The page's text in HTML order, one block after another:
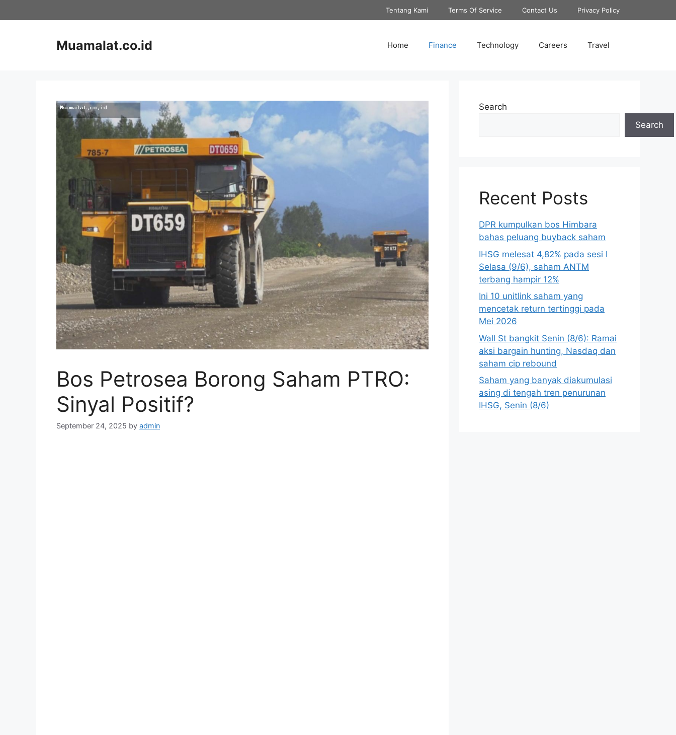
to
Tentang Kami Terms Of Service Contact Us Privacy Policy
Muamalat.co.id Home Finance Technology Careers Travel
Bos Petrosea Borong Saham PTRO:
Sinyal Positif?
September 24, 2025 by admin
Search
Search
Recent Posts
DPR kumpulkan bos Himbara
bahas peluang buyback saham
IHSG melesat 4,82% pada sesi I
Selasa (9/6), saham ANTM
terbang hampir 12%
Ini 10 unitlink saham yang
mencetak return tertinggi pada
Mei 2026
Wall St bangkit Senin (8/6): Ramai
aksi bargain hunting, Nasdaq dan
saham cip rebound
Saham yang banyak diakumulasi
asing di tengah tren penurunan
IHSG, Senin (8/6)